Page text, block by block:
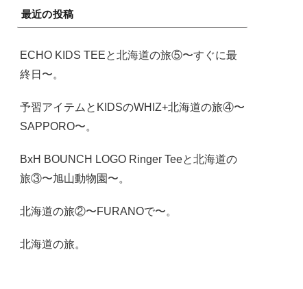
最近の投稿
ECHO KIDS TEEと北海道の旅⑤〜すぐに最
終日〜。
予習アイテムとKIDSのWHIZ+北海道の旅④〜
SAPPORO〜。
BxH BOUNCH LOGO Ringer Teeと北海道の
旅③〜旭山動物園〜。
北海道の旅②〜FURANOで〜。
北海道の旅。